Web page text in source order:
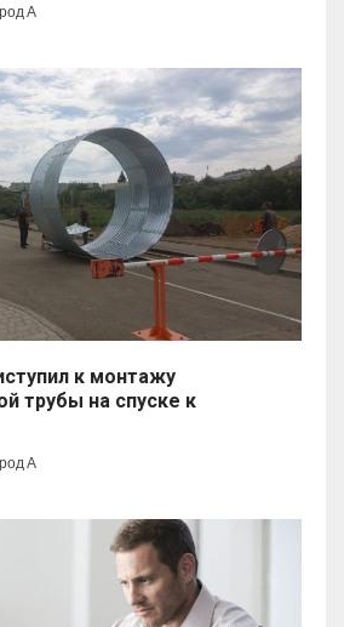
А
к монтажу
трубы на спуске к
А